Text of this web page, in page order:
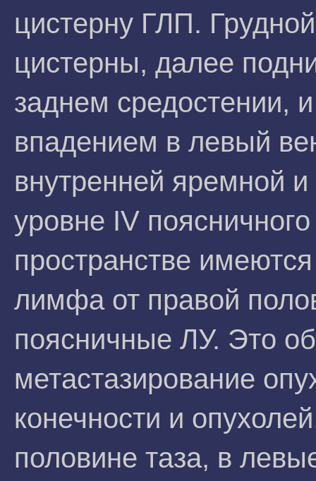
цистерну ГЛП.
цистерны, далее
заднем средостении,
впадением в левый
внутренней яремной
уровне IV
пространстве
лимфа от правой
поясничные ЛУ. Это
метастазирование
конечности и
половине таза, в